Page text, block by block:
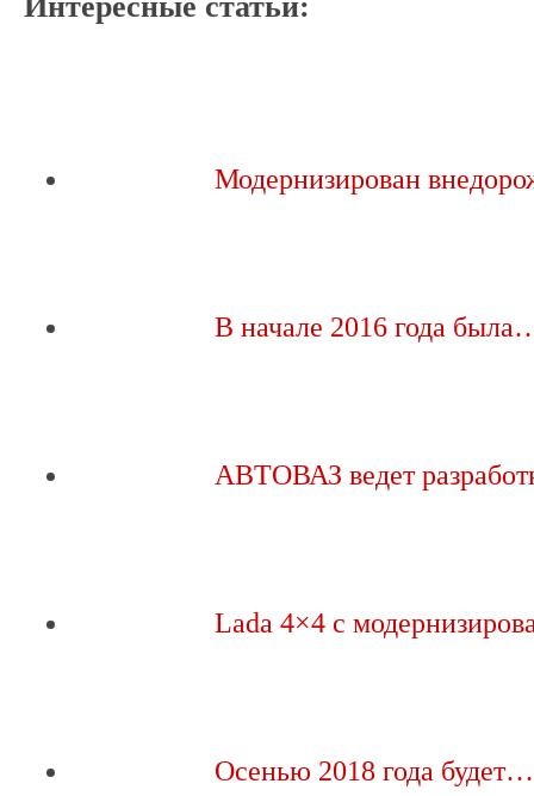
Модернизирован
В начале 2016 года
АВТОВАЗ ведет
Lada 4×4 с
Осенью 2018 года будет…